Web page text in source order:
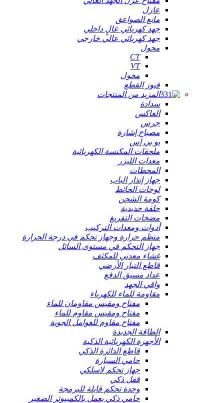
عازل
مانع الصواعق
جهد كهربائي عالٍ داخلي
جهد كهربائي عالي خارجي
محول
CT
VT
محول
فيوز القطع
المزيد من المنتجات
سدادة
العاكس
جرس
مصباح إشارة
يو بي إس
ملحقات المكنسة الكهربائية
معدات الليزر
المحطات
جهاز إنذار الباب
لوحات الحائط
كومة الشحن
حلقة حديدية
مضخات التفريغ
أدوات ومعدات التركيب
منظم حرارة وجهاز تحكم في درجة الحرارة
جهاز التحكم في مستوى السائل
غشاء معدني للمكثف
قاطع التيار الأرضي
عداد مسبق الدفع
واقي الجهد
مقاومة للماء للكهرباء
مفتاح ومقبس مقاومان للماء
مفتاح ومقبس مقاوم للماء
مفتاح مقاوم للعوامل الجوية
الطاقة الجديدة
الأجهزة الكهربائية الذكية
قاطع الدائرة الذكي
حامي السيارة
جهاز تحكم لاسلكي
قفل ذكي
وحدة تحكم قابلة للبرمجة
حامي ذكي يعمل بالكمبيوتر الصغير